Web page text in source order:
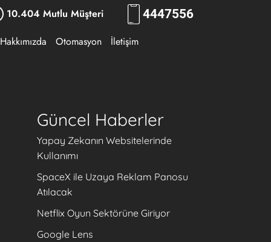
10.404 Mutlu Müşteri 444RKLM
Hakkımızda Otomasyon İletişim
Güncel Haberler
Yapay Zekanın Websitelerinde
Kullanımı
SpaceX ile Uzaya Reklam Panosu
Atılacak
Netflix Oyun Sektörüne Giriyor
Google Lens